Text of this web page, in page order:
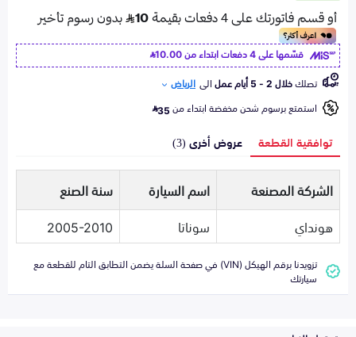
قسّمها على 4 دفعات ابتداء من
10.00
تصلكخلال 2 - 5 أيام عمل الى الرياض
استمتع برسوم شحن مخفضة ابتداء من35
توافقية القطعة عروض أخرى (3)
الشركة المصنعة اسم السيارة
سنة الصنع
هونداي
سوناتا 2005-2010
تزويدنا برقم الهيكل (VIN) في صفحة السلة يضمن التطابق التام للقطعة مع
سيارتك